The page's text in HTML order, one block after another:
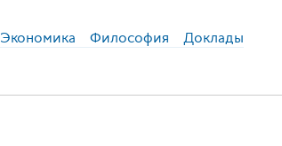
Экономика Философия Доклады